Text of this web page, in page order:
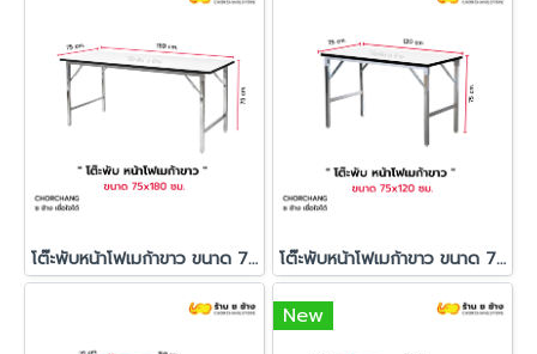
โต๊ะพับหน้าโฟเมก้าขาว ขนาด 75x180 ซม. โต๊ะพับหน้าโฟเมก้าขาว ขนาด 75x120 ซม.
New